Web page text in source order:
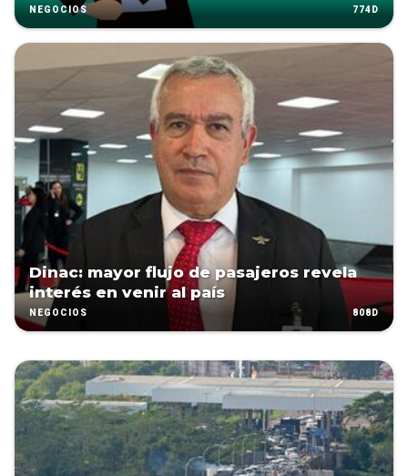
NEGOCIOS 774D
Dinac: mayor flujo de pasajeros revela
interés en venir al país
NEGOCIOS 808D